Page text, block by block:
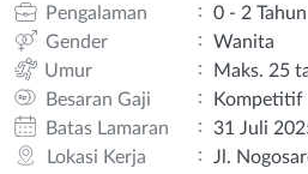
Pengalaman
:
0 - 2 Tahun
Gender
:
Wanita
Umur
:
Maks. 25
Besaran Gaji
:
Kompetitif
Batas Lamaran
:
31 Juli
Lokasi Kerja
:
Jl.